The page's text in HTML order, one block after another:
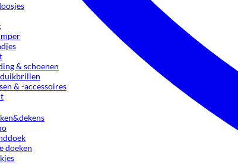
& schoenen
& -accessoires
doeken